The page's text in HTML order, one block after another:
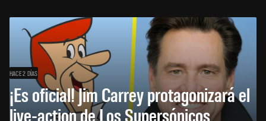
HACE 2 DÍAS
¡Es oficial! Jim Carrey protagonizará el
live-action de Los Supersónicos